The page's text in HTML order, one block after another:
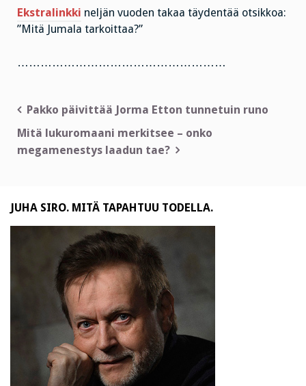
Ekstralinkki neljän vuoden takaa täydentää otsikkoa:
”Mitä Jumala tarkoittaa?”
………………………………………………
Artikkelien
selaus
Pakko päivittää Jorma Etton tunnetuin runo
Mitä lukuromaani merkitsee – onko
megamenestys laadun tae?
JUHA SIRO. MITÄ TAPAHTUU TODELLA.